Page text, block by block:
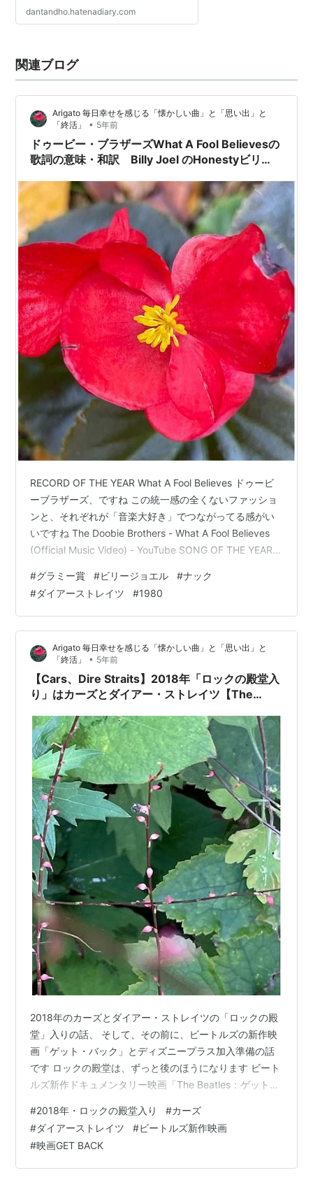
dantandho.hatenadiary.com
関連ブログ
Arigato 毎日幸せを感じる「懐かしい曲」と「思い出」と
「終活」
• 5年前
ドゥービー・ブラザーズWhat A Fool Believesの
歌詞の意味・和訳 Billy Joel のHonestyビリ
賞）/ロギンス&メッシーナを思い出す
RECORD OF THE YEAR What A Fool Believes ドゥービ
ーブラザーズ、ですね この統一感の全くないファッショ
ンと、それぞれが「音楽大好き」でつながってる感がい
いですね The Doobie Brothers - What A Fool Believes
(Official Music Video) - YouTube SONG OF THE YEAR
ンスとマイケル・マクドナルド 最優秀作詞作曲(Song)賞
も、この曲 そうか、この2人が作った曲だったんですね
ちゃんと「歌詞の意味」が分かる…
#グラミー賞 #ビリージョエル #ナック
#ダイアーストレイツ #1980
Arigato 毎日幸せを感じる「懐かしい曲」と「思い出」と
「終活」
• 5年前
【Cars、Dire Straits】2018年「ロックの殿堂入
り」はカーズとダイアー・ストレイツ【The
ルズ新作ドキュメンタリー映画(ピーター・ジャク
ソン監督) の「予告編」の感想＆ディズニープラ
スの契約の準備？
2018年のカーズとダイアー・ストレイツの「ロックの殿
堂」入りの話、 そして、その前に、ビートルズの新作映
画「ゲット・バック」とディズニープラス加入準備の話
です ロックの殿堂は、ずっと後のほうになります ビート
ルズ新作ドキュメンタリー映画「The Beatles：ゲットバ
27日配信公開予定 11月25日まで、あと1ヶ月となりまし
た 準備は、されていますか？ そう、ビートルズの新作映
画です コロナのせいで、劇場公開ができなくなり、ディ
ズニープラスの契約が、新たに必要となりましたよね 新
#2018年・ロックの殿堂入り #カーズ
#ダイアーストレイツ #ビートルズ新作映画
#映画GET BACK